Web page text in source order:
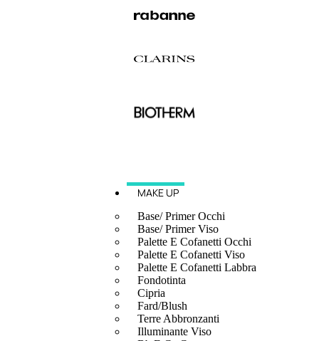
MAKE UP
Base/ Primer Occhi
Base/ Primer Viso
Palette E Cofanetti Occhi
Palette E Cofanetti Viso
Palette E Cofanetti Labbra
Fondotinta
Cipria
Fard/Blush
Terre Abbronzanti
Illuminante Viso